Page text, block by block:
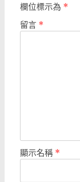
欄位標示為 *
留言 *
顯示名稱 *